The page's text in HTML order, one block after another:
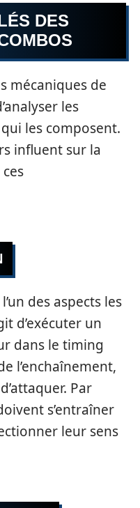
DES
mécaniques de
les
les composent.
influent sur la
des aspects les
d’exécuter un
dans le timing
l’enchaînement,
Par
s’entraîner
leur sens